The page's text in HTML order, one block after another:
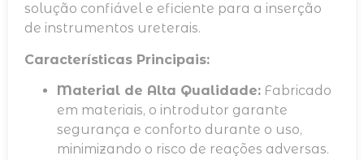
solução confiável e eficiente para a inserção
de instrumentos ureterais.
Características Principais:
Material de Alta Qualidade: Fabricado
em materiais, o introdutor garante
segurança e conforto durante o uso,
minimizando o risco de reações adversas.